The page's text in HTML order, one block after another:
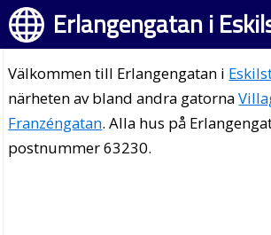
Erlangengatan i
Välkommen till Erlangengatan i
närheten av bland andra gatorna
Franzéngatan. Alla hus på
postnummer 63230.